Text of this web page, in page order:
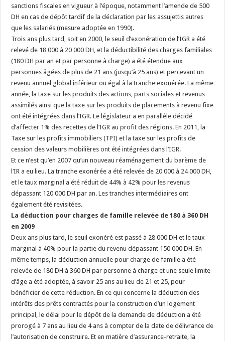
sanctions fiscales en vigueur à l’époque, notamment l’amende de 500
DH en cas de dépôt tardif de la déclaration par les assujettis autres
que les salariés (mesure adoptée en 1990).
Trois ans plus tard, soit en 2000, le seuil d’exonération de l’IGR a été
relevé de 18 000 à 20 000 DH, et la déductibilité des charges familiales
(180 DH par an et par personne à charge) a été étendue aux
personnes âgées de plus de 21 ans (jusqu’à 25 ans) et percevant un
revenu annuel global inférieur ou égal à la tranche exonérée. La même
année, la taxe sur les produits des actions, parts sociales et revenus
assimilés ainsi que la taxe sur les produits de placements à revenu fixe
ont été intégrées dans l’IGR. Le législateur a en parallèle décidé
d’affecter 1% des recettes de l’IGR au profit des régions. En 2011, la
Taxe sur les profits immobiliers (TPI) et la taxe sur les profits de
cession des valeurs mobilières ont été intégrées dans l’IGR.
Et ce n’est qu’en 2007 qu’un nouveau réaménagement du barème de
l’IR a eu lieu. La tranche exonérée a été relevée de 20 000 à 24 000 DH,
et le taux marginal a été réduit de 44% à 42% pour les revenus
dépassant 120 000 DH par an. Les tranches intermédiaires ont
également été revisitées.
La déduction pour charges de famille relevée de 180 à 360 DH
en 2009
Deux ans plus tard, le seuil exonéré est passé à 28 000 DH et le taux
marginal à 40% pour la partie du revenu dépassant 150 000 DH. En
même temps, la déduction annuelle pour charge de famille a été
relevée de 180 DH à 360 DH par personne à charge et une seule limite
d’âge a été adoptée, à savoir 25 ans au lieu de 21 et 25, pour
bénéficier de cette réduction. En ce qui concerne la déduction des
intérêts des prêts contractés pour la construction d’un logement
principal, le délai pour le dépôt de la demande de déduction a été
prorogé à 7 ans au lieu de 4 ans à compter de la date de délivrance de
l’autorisation de construire. Et en matière d’assurance-retraite, la